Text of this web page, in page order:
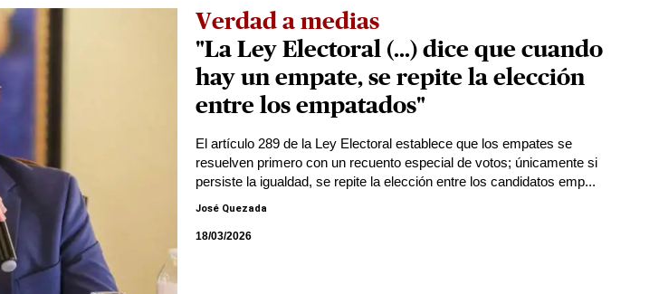
Verdad a medias
"La Ley Electoral (...) dice que cuando
hay un empate, se repite la elección
entre los empatados"
El artículo 289 de la Ley Electoral establece que los empates se
resuelven primero con un recuento especial de votos; únicamente si
persiste la igualdad, se repite la elección entre los candidatos emp...
José Quezada
18/03/2026